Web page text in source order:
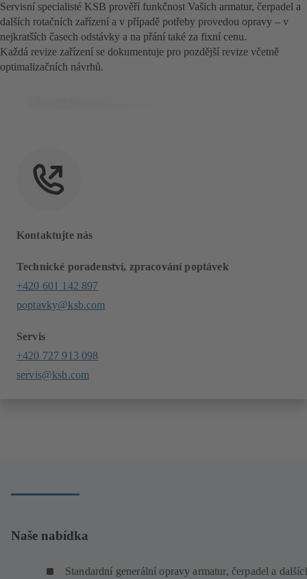
Servisní specialisté KSB prověří funkčnost Vašich armatur, čerpadel a
dalších rotačních zařízení a v případě potřeby provedou opravy – v
nejkratších časech odstávky a na přání také za fixní cenu.
Každá revize zařízení se dokumentuje pro pozdější revize včetně
optimalizačních návrhů.
Kontaktujte nás
Technické poradenství, zpracování poptávek
+420 601 142 897
poptavky@ksb.com
Servis
+420 727 913 098
servis@ksb.com
Naše nabídka
Standardní generální opravy armatur, čerpadel a